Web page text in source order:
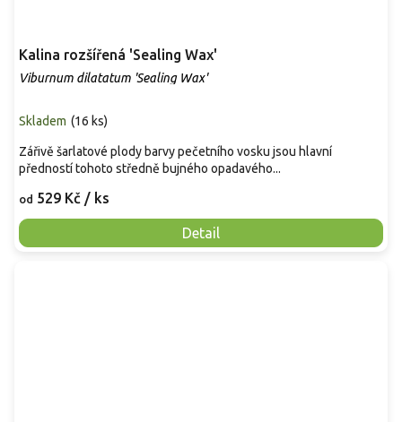
Kalina rozšířená 'Sealing Wax'
Viburnum dilatatum 'Sealing Wax'
Skladem (16 ks)
od 529 Kč / ks
Detail
Zářivě šarlatové plody barvy pečetního vosku jsou hlavní
předností tohoto středně bujného opadavého...